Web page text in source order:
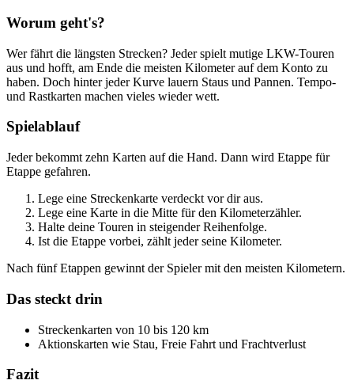
Worum geht's?
Wer fährt die längsten Strecken? Jeder spielt mutige LKW-Touren
aus und hofft, am Ende die meisten Kilometer auf dem Konto zu
haben. Doch hinter jeder Kurve lauern Staus und Pannen. Tempo-
und Rastkarten machen vieles wieder wett.
Spielablauf
Jeder bekommt zehn Karten auf die Hand. Dann wird Etappe für
Etappe gefahren.
Lege eine Streckenkarte verdeckt vor dir aus.
Lege eine Karte in die Mitte für den Kilometerzähler.
Halte deine Touren in steigender Reihenfolge.
Ist die Etappe vorbei, zählt jeder seine Kilometer.
Nach fünf Etappen gewinnt der Spieler mit den meisten Kilometern.
Das steckt drin
Streckenkarten von 10 bis 120 km
Aktionskarten wie Stau, Freie Fahrt und Frachtverlust
Fazit